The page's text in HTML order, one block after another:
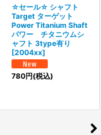
☆セール☆ シャフト
Target ターゲット
Power Titanium Shaft
パワー チタニウムシ
ャフト 3type有り
[2004xx]
780円(税込)